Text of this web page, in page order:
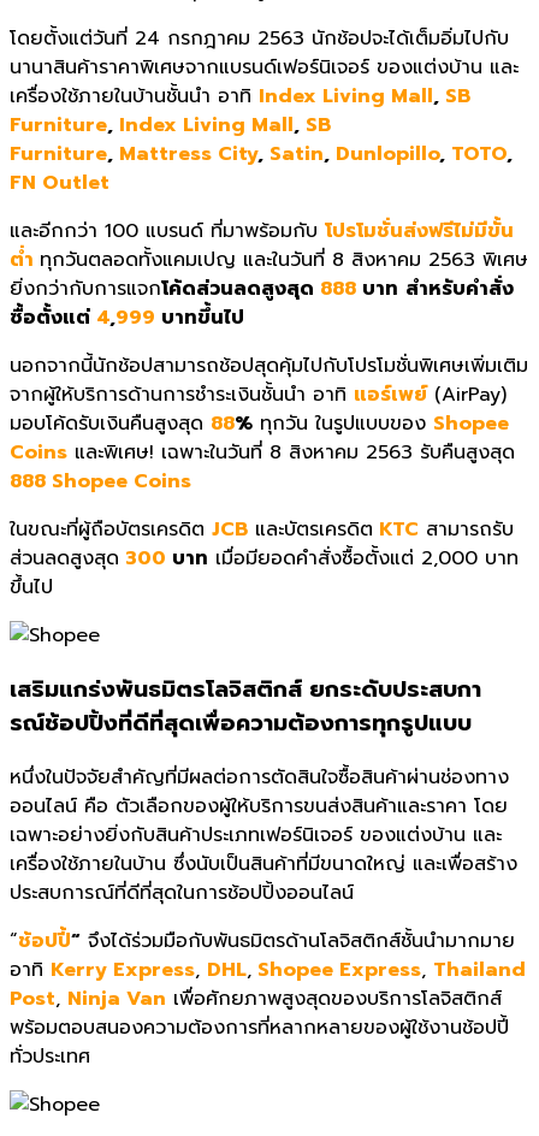
โดยตั้งแต่วันที่ 24 กรกฎาคม 2563 นักช้อปจะได้เต็มอิ่มไปกับ
นานาสินค้าราคาพิเศษจากแบรนด์เฟอร์นิเจอร์ ของแต่งบ้าน และ
เครื่องใช้ภายในบ้านชั้นนำ อาทิ Index Living Mall, SB
Furniture, Index Living Mall, SB
Furniture, Mattress City, Satin, Dunlopillo, TOTO,
FN Outlet
และอีกกว่า 100 แบรนด์ ที่มาพร้อมกับ โปรโมชั่นส่งฟรีไม่มีขั้น
ต่ำ ทุกวันตลอดทั้งแคมเปญ และในวันที่ 8 สิงหาคม 2563 พิเศษ
ยิ่งกว่ากับการแจกโค้ดส่วนลดสูงสุด 888 บาท สำหรับคำสั่ง
ซื้อตั้งแต่ 4,999 บาทขึ้นไป
นอกจากนี้นักช้อปสามารถช้อปสุดคุ้มไปกับโปรโมชั่นพิเศษเพิ่มเติม
จากผู้ให้บริการด้านการชำระเงินชั้นนำ อาทิ แอร์เพย์(AirPay)
มอบโค้ดรับเงินคืนสูงสุด 88% ทุกวัน ในรูปแบบของ Shopee
Coins และพิเศษ! เฉพาะในวันที่ 8 สิงหาคม 2563 รับคืนสูงสุด
888 Shopee Coins
ในขณะที่ผู้ถือบัตรเครดิต JCB และบัตรเครดิต KTC สามารถรับ
ส่วนลดสูงสุด 300 บาท เมื่อมียอดคำสั่งซื้อตั้งแต่ 2,000 บาท
ขึ้นไป
เสริมแกร่งพันธมิตรโลจิสติกส์ ยกระดับประสบกา
รณ์ช้อปปิ้งที่ดีที่สุดเพื่อความต้องการทุกรูปแบบ
หนึ่งในปัจจัยสำคัญที่มีผลต่อการตัดสินใจซื้อสินค้าผ่านช่องทาง
ออนไลน์ คือ ตัวเลือกของผู้ให้บริการขนส่งสินค้าและราคา โดย
เฉพาะอย่างยิ่งกับสินค้าประเภทเฟอร์นิเจอร์ ของแต่งบ้าน และ
เครื่องใช้ภายในบ้าน ซึ่งนับเป็นสินค้าที่มีขนาดใหญ่ และเพื่อสร้าง
ประสบการณ์ที่ดีที่สุดในการช้อปปิ้งออนไลน์
“ช้อปปี้“ จึงได้ร่วมมือกับพันธมิตรด้านโลจิสติกส์ชั้นนำมากมาย
อาทิ Kerry Express, DHL, Shopee Express, Thailand
Post, Ninja Van เพื่อศักยภาพสูงสุดของบริการโลจิสติกส์
พร้อมตอบสนองความต้องการที่หลากหลายของผู้ใช้งานช้อปปี้
ทั่วประเทศ